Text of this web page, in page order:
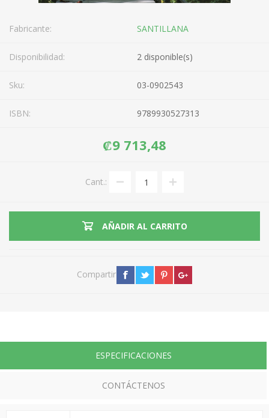
Fabricante: SANTILLANA
Disponibilidad: 2 disponible(s)
Sku: 03-0902543
ISBN: 9789930527313
₡9 713,48
Cant.:
AÑADIR AL CARRITO
Compartir
ESPECIFICACIONES
CONTÁCTENOS